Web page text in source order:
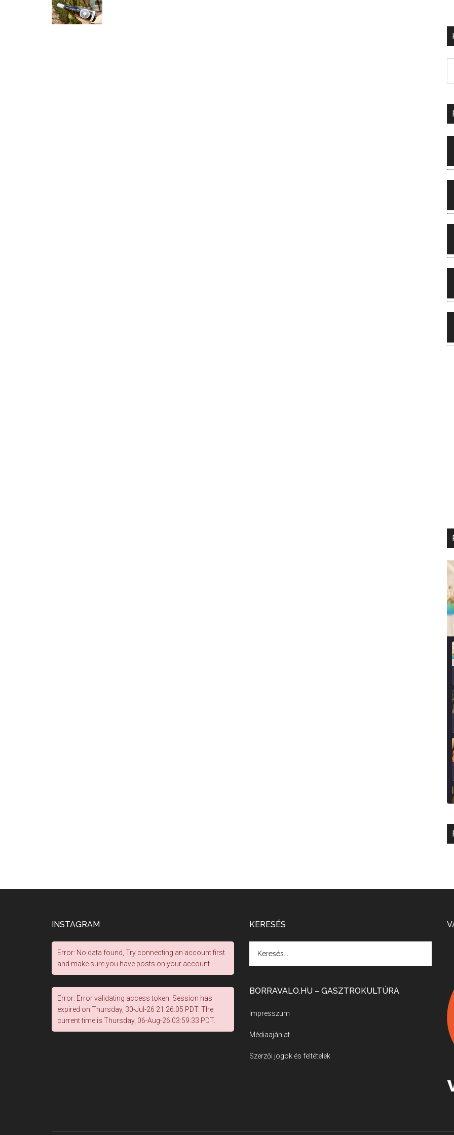
INSTAGRAM
Error: No data found, Try connecting an account first
and make sure you have posts on your account.
Error: Error validating access token: Session has
expired on Thursday, 30-Jul-26 21:26:05 PDT. The
current time is Thursday, 06-Aug-26 03:59:33 PDT.
KERESÉS
BORRAVALO.HU – GASZTROKULTÚRA
Impresszum
Médiaajánlat
Szerzői jogok és feltételek